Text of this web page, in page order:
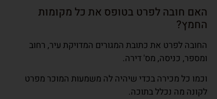
האם חובה לפרט בטופס את כל מקומות
החמץ?
החובה לפרט את כתובת המגורים המדויקת עיר, רחוב
ומספר, כניסה, מס' דירה.
וכמו כל מכירה בכדי שיהיה לה משמעות המוכר מפרט
לקונה מה נכלל בתוכה.